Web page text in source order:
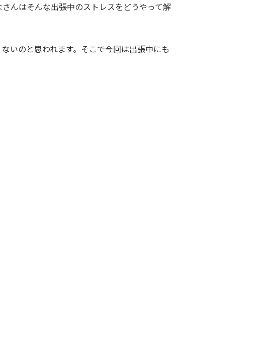
んはそんな出張中のストレスをどうやって解
いのと思われます。そこで今回は出張中にも